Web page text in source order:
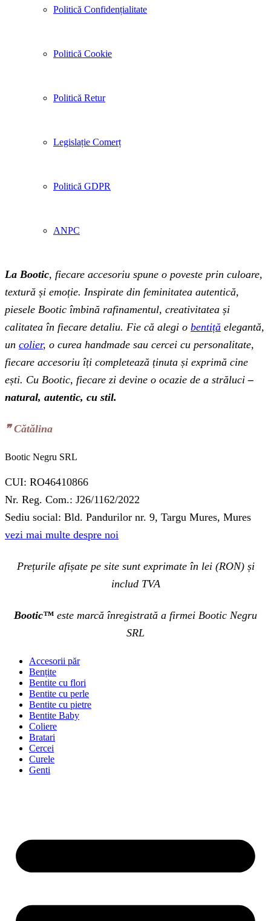
Politică Confidențialitate
Politică Cookie
Politică Retur
Legislație Comerț
Politică GDPR
ANPC
La Bootic, fiecare accesoriu spune o poveste prin culoare,
textură și emoție. Inspirate din feminitatea autentică,
piesele Bootic îmbină rafinamentul, creativitatea și
calitatea în fiecare detaliu. Fie că alegi o bentiță elegantă,
un colier, o curea handmade sau cercei cu personalitate,
fiecare accesoriu îți completează ținuta și exprimă cine
ești. Cu Bootic, fiecare zi devine o ocazie de a străluci –
natural, autentic, cu stil.
❞‬ Cătălina
Bootic Negru SRL
CUI: RO46410866
Nr. Reg. Com.: J26/1162/2022
Sediu social: Bld. Pandurilor nr. 9, Targu Mures, Mures
vezi mai multe despre noi
Prețurile afișate pe site sunt exprimate în lei (RON) și
includ TVA
Bootic™ este marcă înregistrată a firmei Bootic Negru
SRL
Accesorii păr
Bențite
Bentite cu flori
Bentite cu perle
Bentite cu pietre
Bentite Baby
Coliere
Bratari
Cercei
Curele
Genti